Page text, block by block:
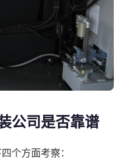
公司是否靠谱
个方面考察：